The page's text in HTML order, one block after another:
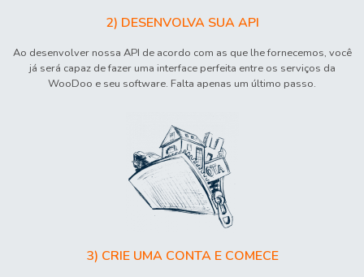
2) DESENVOLVA SUA API
Ao desenvolver nossa API de acordo com as que lhe fornecemos, você
já será capaz de fazer uma interface perfeita entre os serviços da
WooDoo e seu software. Falta apenas um último passo.
3) CRIE UMA CONTA E COMECE